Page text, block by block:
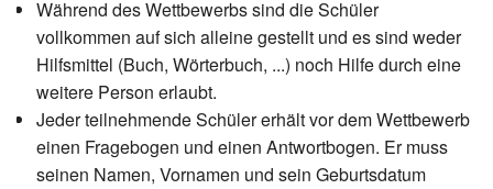
Während des Wettbewerbs sind die Schüler
vollkommen auf sich alleine gestellt und es sind weder
Hilfsmittel (Buch, Wörterbuch, ...) noch Hilfe durch eine
weitere Person erlaubt.
Jeder teilnehmende Schüler erhält vor dem Wettbewerb
einen Fragebogen und einen Antwortbogen. Er muss
seinen Namen, Vornamen und sein Geburtsdatum